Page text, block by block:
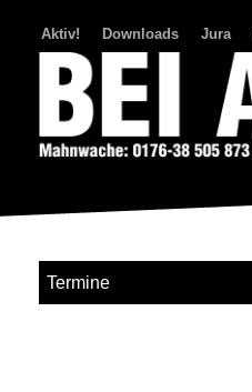
Aktiv! Downloads Jura
Termine